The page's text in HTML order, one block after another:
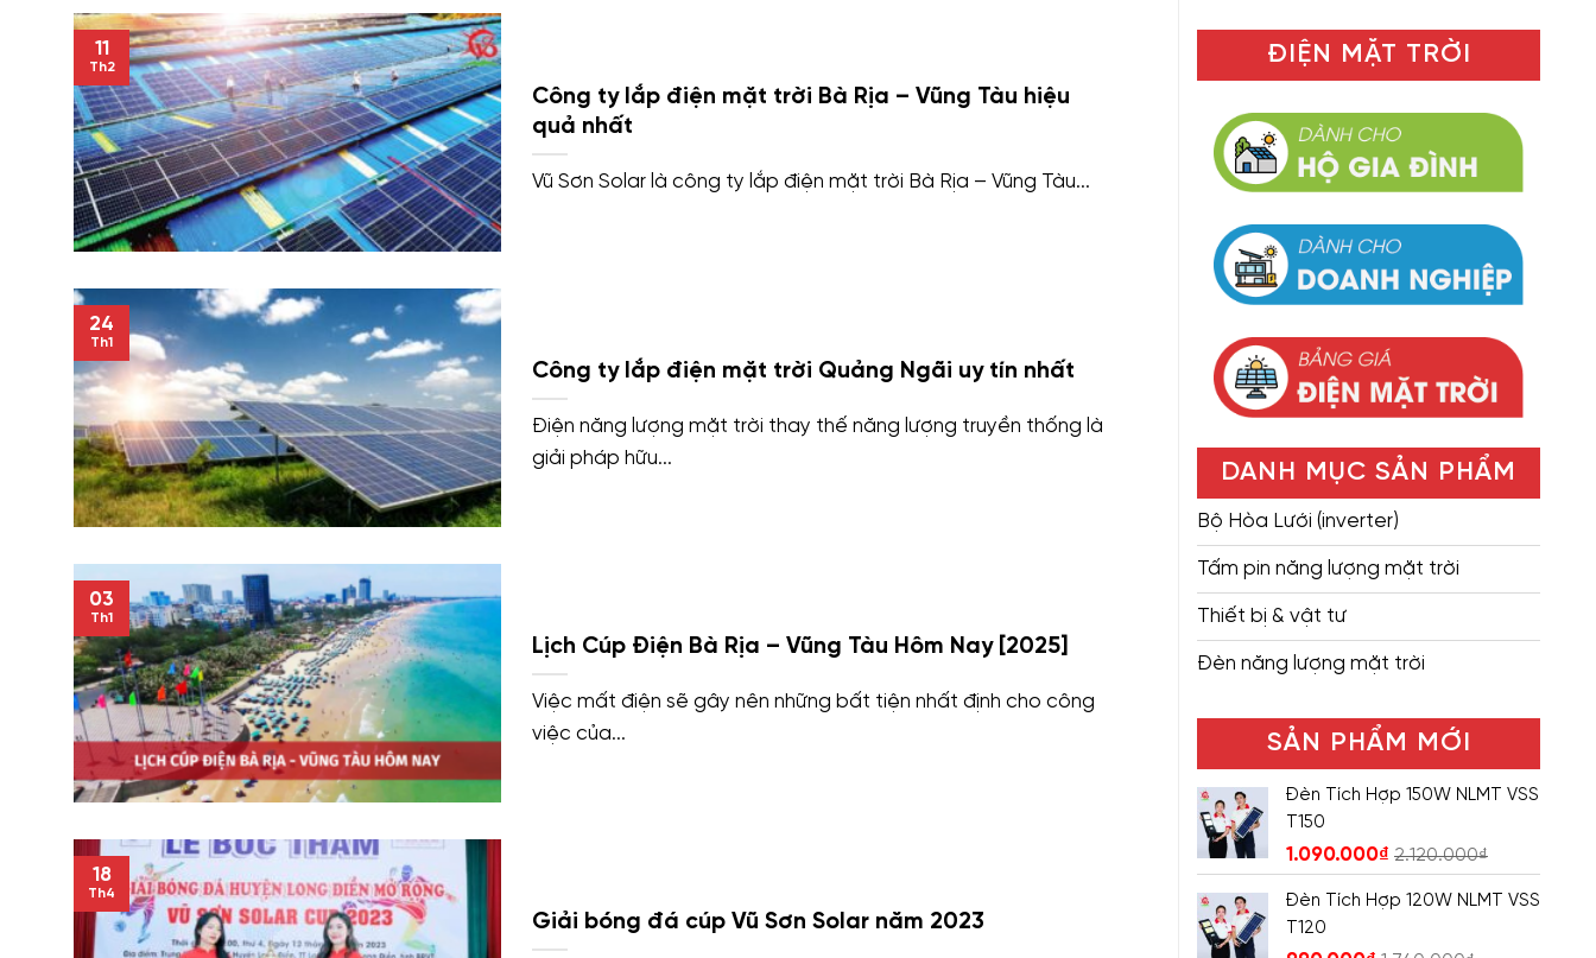
Công ty lắp điện mặt trời Bà Rịa – Vũng Tàu hiệu
quả nhất
Vũ Sơn Solar là công ty lắp điện mặt trời Bà Rịa – Vũng Tàu...
11
Th2
Công ty lắp điện mặt trời Quảng Ngãi uy tín nhất
Điện năng lượng mặt trời thay thế năng lượng truyền thống là
giải pháp hữu...
24
Th1
Lịch Cúp Điện Bà Rịa – Vũng Tàu Hôm Nay [2025]
Việc mất điện sẽ gây nên những bất tiện nhất định cho công
việc của...
03
Th1
Giải bóng đá cúp Vũ Sơn Solar năm 2023
18
Th4
ĐIỆN MẶT TRỜI
DANH MỤC SẢN PHẨM
Bộ Hòa Lưới (inverter)
Tấm pin năng lượng mặt trời
Thiết bị & vật tư
Đèn năng lượng mặt trời
SẢN PHẨM MỚI
Đèn Tích Hợp 150W NLMT VSS
T150
1.090.000₫ 2.120.000₫
Đèn Tích Hợp 120W NLMT VSS
T120